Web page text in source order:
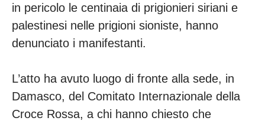
in pericolo le centinaia di prigionieri siriani e
palestinesi nelle prigioni sioniste, hanno
denunciato i manifestanti.
L’atto ha avuto luogo di fronte alla sede, in
Damasco, del Comitato Internazionale della
Croce Rossa, a chi hanno chiesto che